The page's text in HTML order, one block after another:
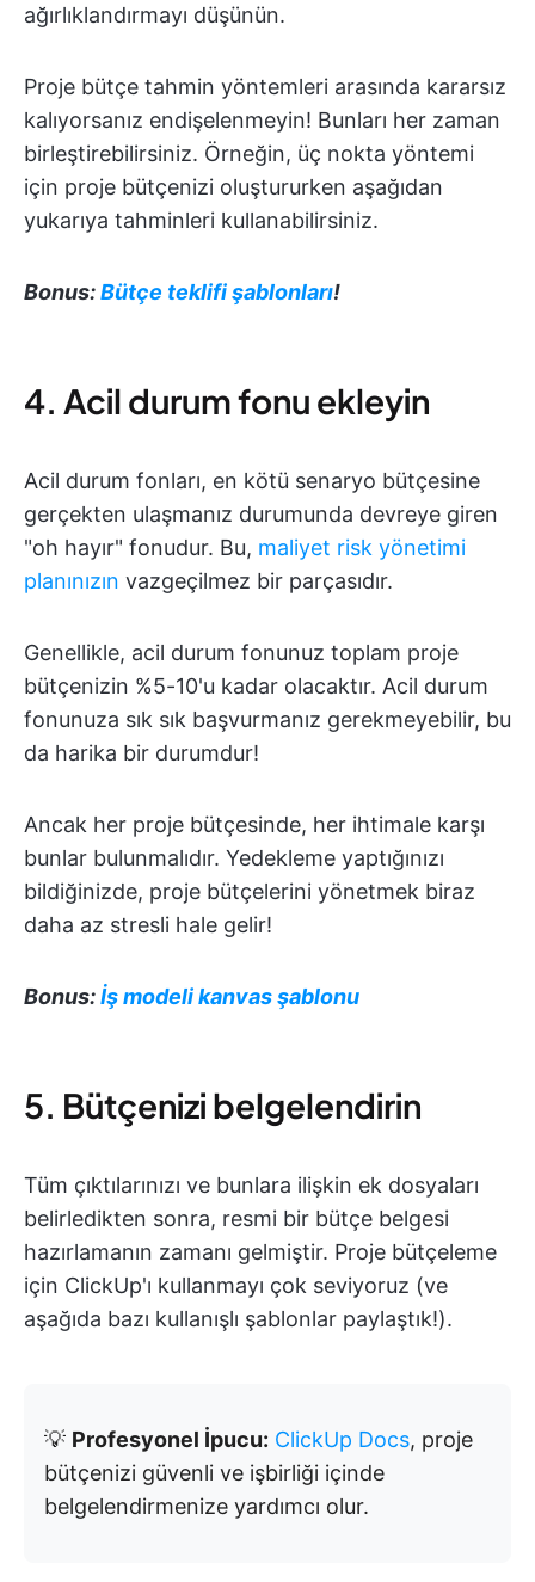
ağırlıklandırmayı düşünün.
Proje bütçe tahmin yöntemleri arasında kararsız
kalıyorsanız endişelenmeyin! Bunları her zaman
birleştirebilirsiniz. Örneğin, üç nokta yöntemi
için proje bütçenizi oluştururken aşağıdan
yukarıya tahminleri kullanabilirsiniz.
Bonus:Bütçe teklifi şablonları!
4. Acil durum fonu ekleyin
Acil durum fonları, en kötü senaryo bütçesine
gerçekten ulaşmanız durumunda devreye giren
"oh hayır" fonudur. Bu, maliyet risk yönetimi
planınızın vazgeçilmez bir parçasıdır.
Genellikle, acil durum fonunuz toplam proje
bütçenizin %5-10'u kadar olacaktır. Acil durum
fonunuza sık sık başvurmanız gerekmeyebilir, bu
da harika bir durumdur!
Ancak her proje bütçesinde, her ihtimale karşı
bunlar bulunmalıdır. Yedekleme yaptığınızı
bildiğinizde, proje bütçelerini yönetmek biraz
daha az stresli hale gelir!
Bonus:İş modeli kanvas şablonu
5. Bütçenizi belgelendirin
Tüm çıktılarınızı ve bunlara ilişkin ek dosyaları
belirledikten sonra, resmi bir bütçe belgesi
hazırlamanın zamanı gelmiştir. Proje bütçeleme
için ClickUp'ı kullanmayı çok seviyoruz (ve
aşağıda bazı kullanışlı şablonlar paylaştık!).
💡 Profesyonel İpucu: ClickUp Docs, proje
bütçenizi güvenli ve işbirliği içinde
belgelendirmenize yardımcı olur.